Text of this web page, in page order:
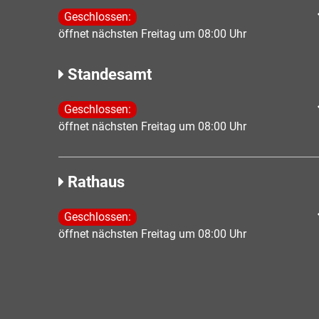
Klicken, um weitere Öffnungs- oder Schließzeiten
Geschlossen:
öffnet nächsten Freitag um 08:00 Uhr
Standesamt
Klicken, um weitere Öffnungs- oder Schließzeiten
Geschlossen:
öffnet nächsten Freitag um 08:00 Uhr
Rathaus
Klicken, um weitere Öffnungs- oder Schließzeiten
Geschlossen:
öffnet nächsten Freitag um 08:00 Uhr